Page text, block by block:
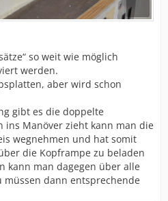
so weit wie möglich
werden.
aber wird schon
gibt es die doppelte
ins Manöver zieht kann man die
wegnehmen und hat somit
die Kopframpe zu beladen
kann man dagegen über alle
müssen dann entsprechende